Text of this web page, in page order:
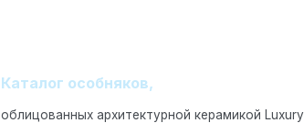
Каталог особняков,
облицованных архитектурной керамикой Luxury